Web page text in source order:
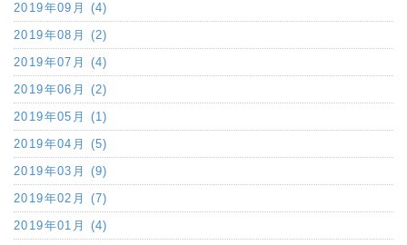
2019年09月 (4)
2019年08月 (2)
2019年07月 (4)
2019年06月 (2)
2019年05月 (1)
2019年04月 (5)
2019年03月 (9)
2019年02月 (7)
2019年01月 (4)